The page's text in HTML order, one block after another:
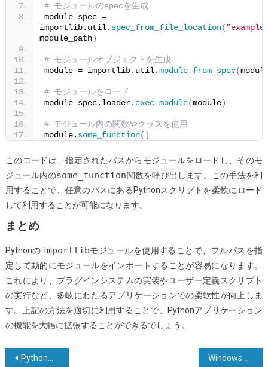
# モジュールのspecを生成
module_spec =
importlib.util. spec_from_file_location(
module_path)
# モジュールオブジェクトを生成
module = importlib.util.module_from_spec(
# モジュールをロード
module_spec.loader. exec_module(module)
# モジュール内の関数やクラスを使用
module. some_function()
このコードは、指定されたパスからモジュールをロードし、そのモ
ジュール内のsome_function関数を呼び出します。この手法を利
用することで、任意のパスにあるPythonスクリプトを柔軟にロード
して利用することが可能になります。
まとめ
Pythonのimportlibモジュールを使用することで、フルパスを指
定して動的にモジュールをインポートすることが容易になります。
これにより、プラグインシステムの実装やユーザー定義スクリプト
の実行など、多岐にわたるアプリケーションでの柔軟性が向上しま
す。上記の方法を適切に利用することで、Pythonアプリケーション
の機能を大幅に拡張することができるでしょう。
投 Pythonでファイル名から拡張子を抽出する